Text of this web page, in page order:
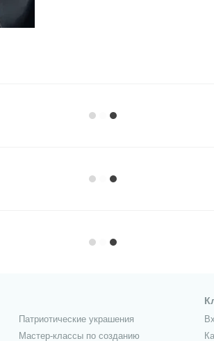
Патриотические украшения
Мастер-классы по созданию